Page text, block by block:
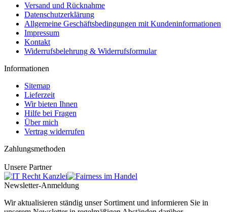
Versand und Rücknahme
Datenschutzerklärung
Allgemeine Geschäftsbedingungen mit Kundeninformationen
Impressum
Kontakt
Widerrufsbelehrung & Widerrufsformular
Informationen
Sitemap
Lieferzeit
Wir bieten Ihnen
Hilfe bei Fragen
Über mich
Vertrag widerrufen
Zahlungsmethoden
Unsere Partner
Newsletter-Anmeldung
Wir aktualisieren ständig unser Sortiment und informieren Sie in